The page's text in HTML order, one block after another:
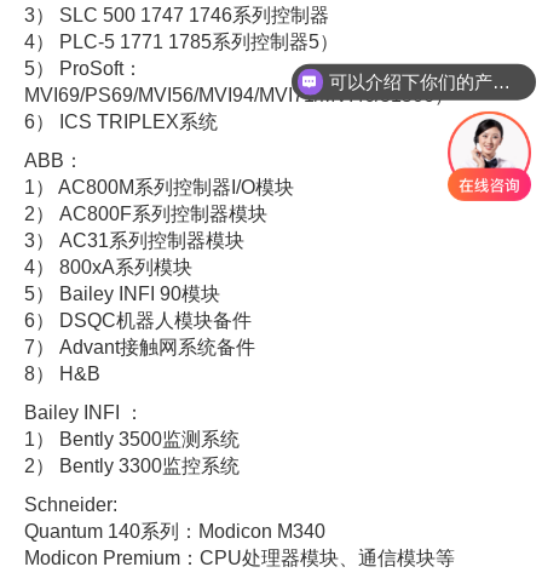
3） SLC 500 1747 1746系列控制器
4） PLC-5 1771 1785系列控制器5）
5） ProSoft：
MVI69/PS69/MVI56/MVI94/MVI71/MVI46/31506）
6） ICS TRIPLEX系统
ABB：
1） AC800M系列控制器I/O模块
2） AC800F系列控制器模块
3） AC31系列控制器模块
4） 800xA系列模块
5） Bailey INFI 90模块
6） DSQC机器人模块备件
7） Advant接触网系统备件
8） H&B
Bailey INFI ：
1） Bently 3500监测系统
2） Bently 3300监控系统
Schneider:
Quantum 140系列：Modicon M340
Modicon Premium：CPU处理器模块、通信模块等
可以介绍下你们的产品么